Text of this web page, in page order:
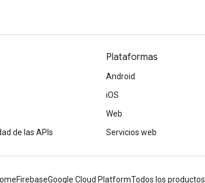
de las APIs
Plataformas
Android
iOS
Web
Servicios web
FirebaseGoogle Cloud PlatformTodos los productos